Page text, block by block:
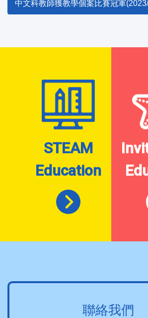
中文科教師獲教學個案比賽冠軍
STEAM
Education
聯絡我們